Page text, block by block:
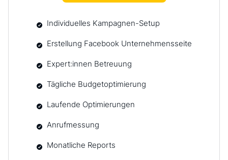
Individuelles Kampagnen-Setup
Erstellung Facebook Unternehmensseite
Expert:innen Betreuung
Tägliche Budgetoptimierung
Laufende Optimierungen
Anrufmessung
Monatliche Reports